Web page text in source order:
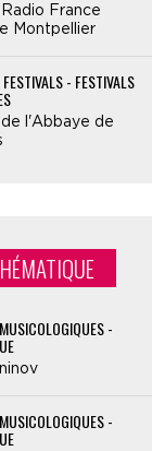
France
Montpellier
- FESTIVALS
l'Abbaye de
-
-